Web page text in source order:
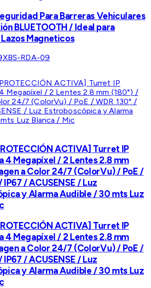
Para Barreras Vehiculares
BLUETOOTH / Ideal para
Magneticos
XBS-RDA-09
ACTIVA] Turret IP
4 Megapíxel / 2 Lentes 2.8 mm
a Color 24/7 (ColorVu) / PoE /
IP67 / ACUSENSE / Luz
y Alarma Audible / 30 mts Luz
ACTIVA] Turret IP
4 Megapíxel / 2 Lentes 2.8 mm
a Color 24/7 (ColorVu) / PoE /
IP67 / ACUSENSE / Luz
y Alarma Audible / 30 mts Luz